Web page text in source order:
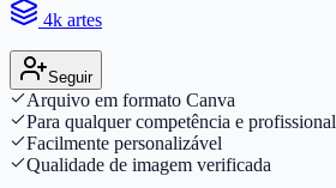
4k artes
Seguir
Arquivo em formato Canva
Para qualquer competência e profissional
Facilmente personalizável
Qualidade de imagem verificada